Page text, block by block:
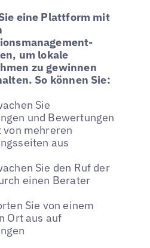
eine Plattform mit
um lokale
zu gewinnen
So können Sie:
Sie
und Bewertungen
mehreren
aus
Sie den Ruf der
einen Berater
Sie von einem
Ort aus auf